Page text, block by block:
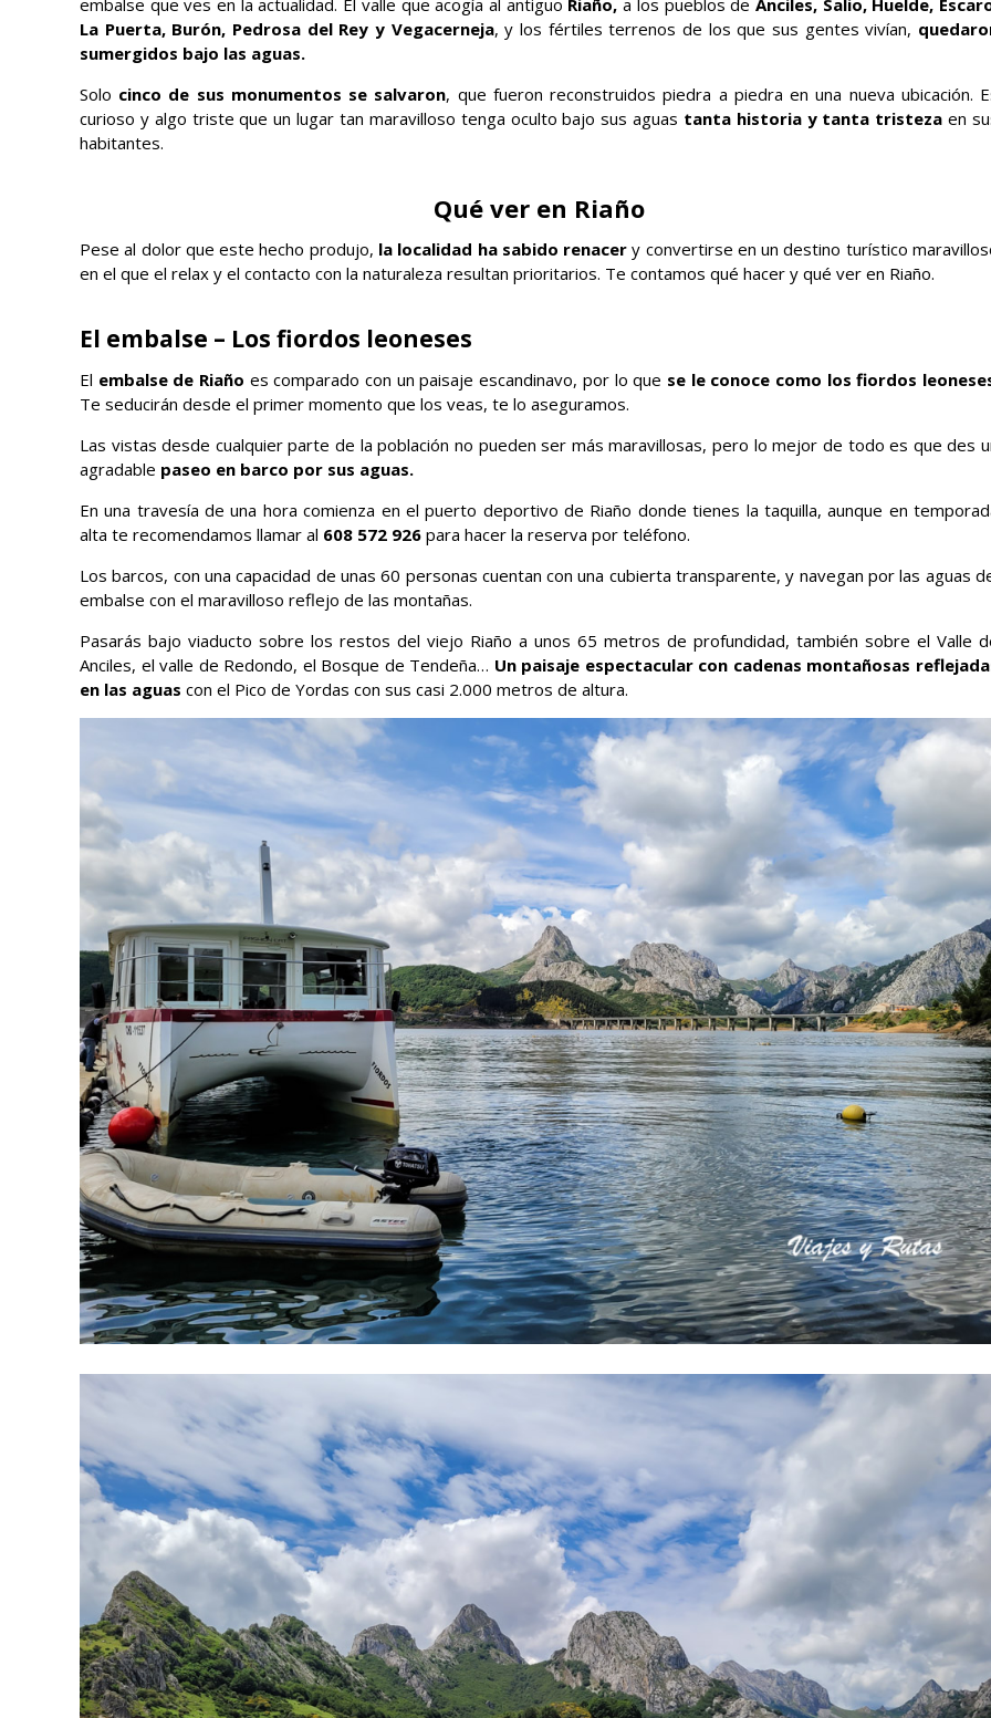
embalse que ves en la actualidad. El valle que acogía al antiguo Riaño,a los pueblos de Anciles, Salio, Huelde,
La Puerta, Burón, Pedrosa del Rey y Vegacerneja, y los fértiles terrenos de los que sus gentes vivían,
sumergidos bajo las aguas.
Solo cinco de sus monumentos se salvaron, que fueron reconstruidos piedra a piedra en una nueva ubicación.
curioso y algo triste que un lugar tan maravilloso tenga oculto bajo sus aguas tanta historia y tanta tristeza en
habitantes.
Qué ver en Riaño
Pese al dolor que este hecho produjo, la localidad ha sabido renacer y convertirse en un destino turístico
en el que el relax y el contacto con la naturaleza resultan prioritarios. Te contamos qué hacer y qué ver en Riaño.
El embalse – Los fiordos leoneses
El embalse de Riaño es comparado con un paisaje escandinavo, por lo que se le conoce como los fiordos
Te seducirán desde el primer momento que los veas, te lo aseguramos.
Las vistas desde cualquier parte de la población no pueden ser más maravillosas, pero lo mejor de todo es que des
agradable paseo en barco por sus aguas.
En una travesía de una hora comienza en el puerto deportivo de Riaño donde tienes la taquilla, aunque en
alta te recomendamos llamar al 608 572 926 para hacer la reserva por teléfono.
Los barcos, con una capacidad de unas 60 personas cuentan con una cubierta transparente, y navegan por las aguas
embalse con el maravilloso reflejo de las montañas.
Pasarás bajo viaducto sobre los restos del viejo Riaño a unos 65 metros de profundidad, también sobre el Valle
Anciles, el valle de Redondo, el Bosque de Tendeña… Un paisaje espectacular con cadenas montañosas
en las aguas con el Pico de Yordas con sus casi 2.000 metros de altura.